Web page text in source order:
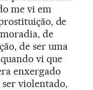
me vi em
de
de
de ser uma
vi que
enxergado
ser violentado,